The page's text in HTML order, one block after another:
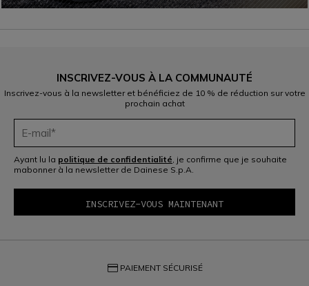
INSCRIVEZ-VOUS À LA COMMUNAUTÉ
Inscrivez-vous à la newsletter et bénéficiez de 10 % de réduction sur votre
prochain achat
Ayant lu la politique de confidentialité , je confirme que je souhaite
mabonner à la newsletter de Dainese S.p.A.
credit_card PAIEMENT SÉCURISÉ